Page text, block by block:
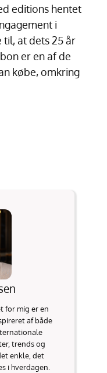
editions hentet
i
at dets 25 år
er en af de
købe, omkring
for mig er en
af både
trends og
enkle, det
i hverdagen.